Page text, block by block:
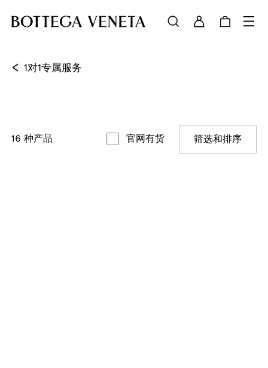
< 1对1专属服务
16 种产品 官网有货 筛选和排序